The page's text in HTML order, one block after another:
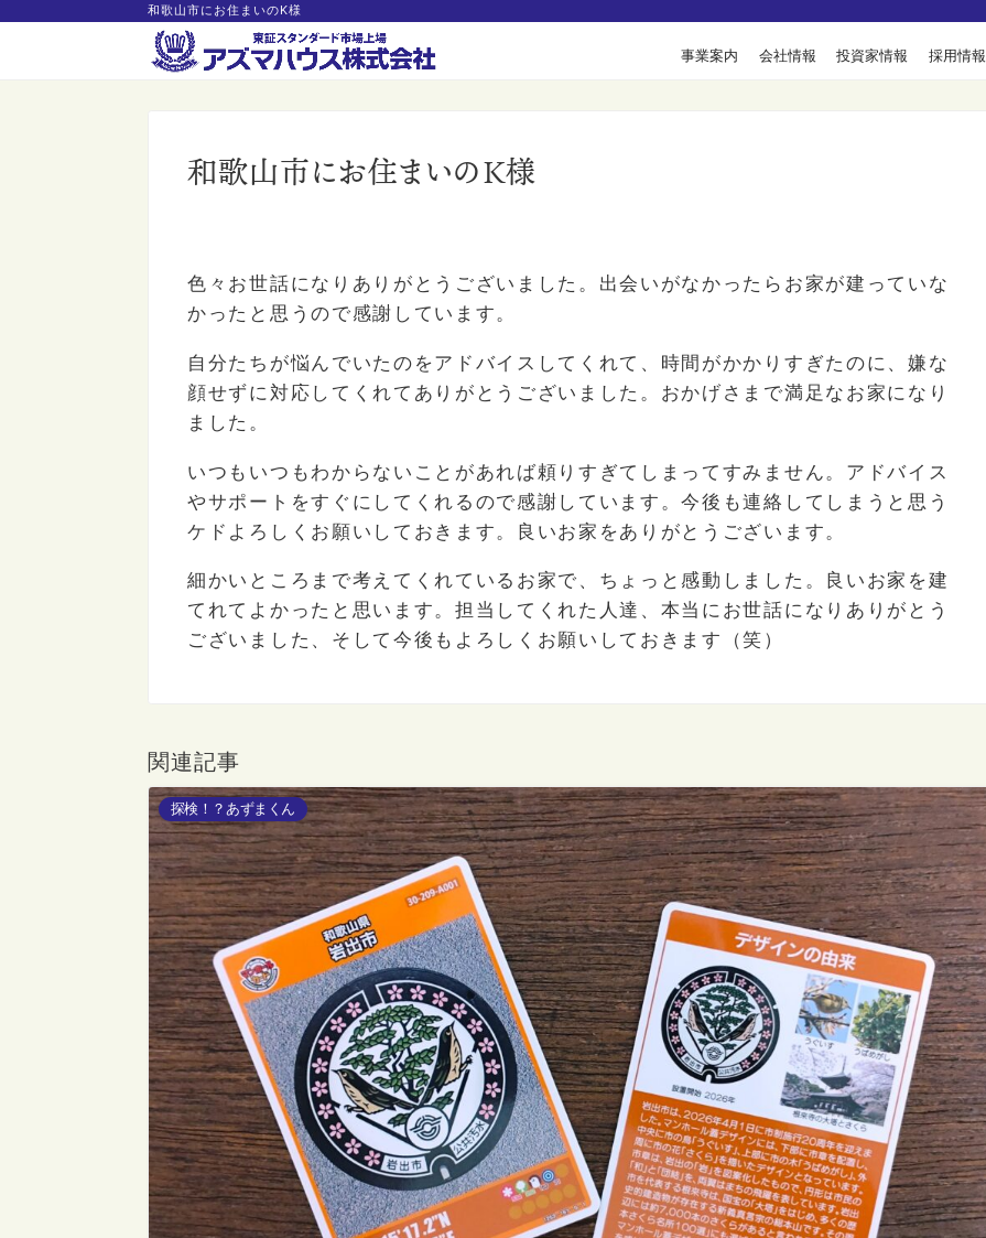
和歌山市にお住まいのK様
事業案内 会社情報 投資家情報 採用情報
和歌山市にお住まいのK様
色々お世話になりありがとうございました。出会いがなかったらお家が建っていな
かったと思うので感謝しています。
自分たちが悩んでいたのをアドバイスしてくれて、時間がかかりすぎたのに、嫌な
顔せずに対応してくれてありがとうございました。おかげさまで満足なお家になり
ました。
いつもいつもわからないことがあれば頼りすぎてしまってすみません。アドバイス
やサポートをすぐにしてくれるので感謝しています。今後も連絡してしまうと思う
ケドよろしくお願いしておきます。良いお家をありがとうございます。
細かいところまで考えてくれているお家で、ちょっと感動しました。良いお家を建
てれてよかったと思います。担当してくれた人達、本当にお世話になりありがとう
ございました、そして今後もよろしくお願いしておきます（笑）
関連記事
探検！？あずまくん